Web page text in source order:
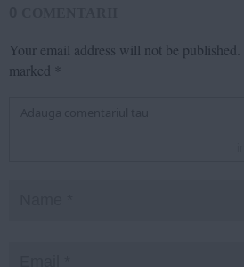
Your email address will not be published.
marked *